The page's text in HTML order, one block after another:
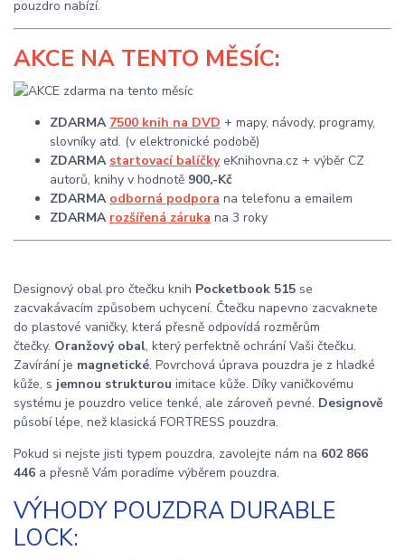
pouzdro nabízí.
AKCE NA TENTO MĚSÍC:
ZDARMA 7500 knih na DVD + mapy, návody, programy,
slovníky atd. (v elektronické podobě)
ZDARMA startovací balíčkyeKnihovna.cz + výběr CZ
autorů, knihy v hodnotě 900,-Kč
ZDARMA odborná podpora na telefonu a emailem
ZDARMA rozšířená záruka na 3 roky
Designový obal pro čtečku knih Pocketbook 515 se
zacvakávacím způsobem uchycení. Čtečku napevno zacvaknete
do plastové vaničky, která přesně odpovídá rozměrům
čtečky. Oranžový obal, který perfektně ochrání Vaši čtečku.
Zavírání je magnetické. Povrchová úprava pouzdra je z hladké
kůže, s jemnou strukturou imitace kůže. Díky vaničkovému
systému je pouzdro velice tenké, ale zároveň pevné. Designově
působí lépe, než klasická FORTRESS pouzdra.
Pokud si nejste jisti typem pouzdra, zavolejte nám na 602 866
446 a přesně Vám poradíme výběrem pouzdra.
VÝHODY POUZDRA DURABLE
LOCK: